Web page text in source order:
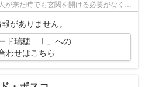
が来た時でも玄関を開ける必要がなくな
がありません。
ード瑞穂 Ⅰ」への
わせはこちら